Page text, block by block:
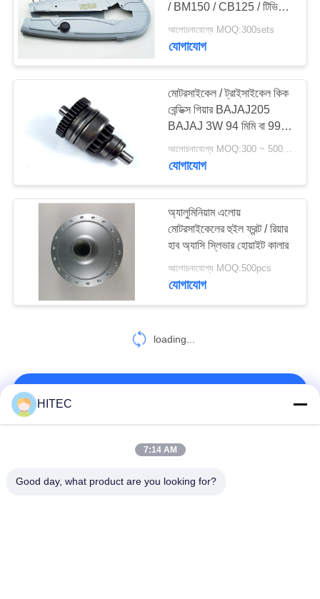
/ BM150 / CB125 / টিভিএস
আলোচনাযোগ্য MOQ:300sets
যোগাযোগ
মোটরসাইকেল / ট্রাইসাইকেল কিক
বেন্ডিক্স গিয়ার BAJAJ205
BAJAJ 3W 94 মিমি বা 99
আলোচনাযোগ্য MOQ:300 ~ 500pcs
যোগাযোগ
অ্যালুমিনিয়াম এলোয়
মোটরসাইকেলের হুইল ফ্রন্ট / রিয়ার
হাব অ্যাসি স্লিভার হোয়াইট কালার
আলোচনাযোগ্য MOQ:500pcs
যোগাযোগ
loading...
HITEC
7:14 AM
Good day, what product are you looking for?